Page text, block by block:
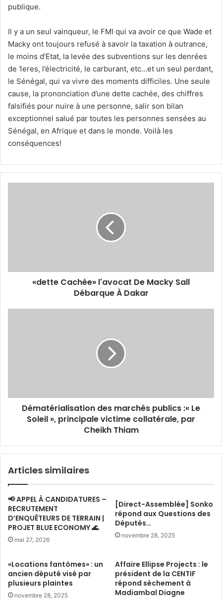
publique.
Il y a un seul vainqueur, le FMI qui va avoir ce que Wade et
Macky ont toujours refusé à savoir la taxation à outrance,
le moins d’Etat, la levée des subventions sur les denrées
de 1eres, l’électricité, le carburant, etc…et un seul perdant,
le Sénégal, qui va vivre des moments difficiles. Une seule
cause, la prononciation d’une dette cachée, des chiffres
falsifiés pour nuire à une personne, salir son bilan
exceptionnel salué par toutes les personnes sensées au
Sénégal, en Afrique et dans le monde. Voilà les
conséquences!
Dakar
«dette Cachée» l'avocat De Macky Sall
Débarque À Dakar
principale
victime
collatérale,
Thiam
Dématérialisation des marchés publics :« Le
Soleil », principale victime collatérale, par
Cheikh Thiam
Articles similaires
📢 APPEL À CANDIDATURES –
RECRUTEMENT
D’ENQUÊTEURS DE TERRAIN |
PROJET BLUE ECONOMY 🌊
mai 27, 2026
[Direct-Assemblée] Sonko
répond aux Questions des
Députés…
novembre 28, 2025
«Locations fantômes» : un
ancien député visé par
plusieurs plaintes
novembre 28, 2025
Affaire Ellipse Projects : le
président de la CENTIF
répond sèchement à
Madiambal Diagne